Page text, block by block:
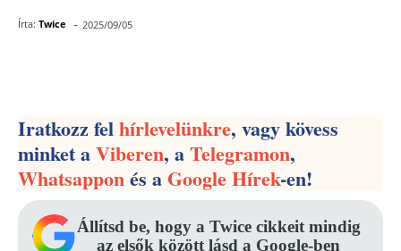
Írta: Twice - 2025/09/05
Iratkozz felhírlevelünkre, vagy kövess
minket aViberen, aTelegramon,
Whatsapponés aGoogle Hírek-en!
Állítsd be, hogy a Twice cikkeit mindig
az elsők között lásd a Google-ben